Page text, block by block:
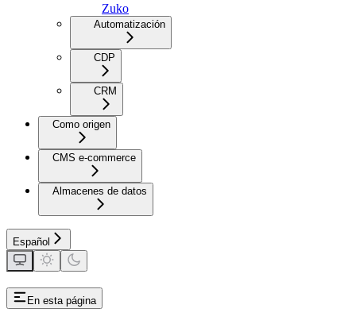
Zuko
Automatización
CDP
CRM
Como origen
CMS e-commerce
Almacenes de datos
Español
En esta página